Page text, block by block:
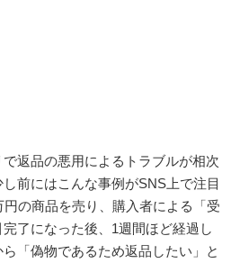
返品の悪用によるトラブルが相次
前にはこんな事例がSNS上で注目
の商品を売り、購入者による「受
了になった後、1週間ほど経過し
「偽物であるため返品したい」と